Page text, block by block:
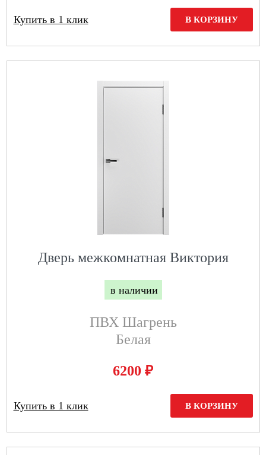
Купить в 1 клик В КОРЗИНУ
Дверь межкомнатная Виктория
в наличии
ПВХ Шагрень
Белая
6200 ₽
Купить в 1 клик В КОРЗИНУ